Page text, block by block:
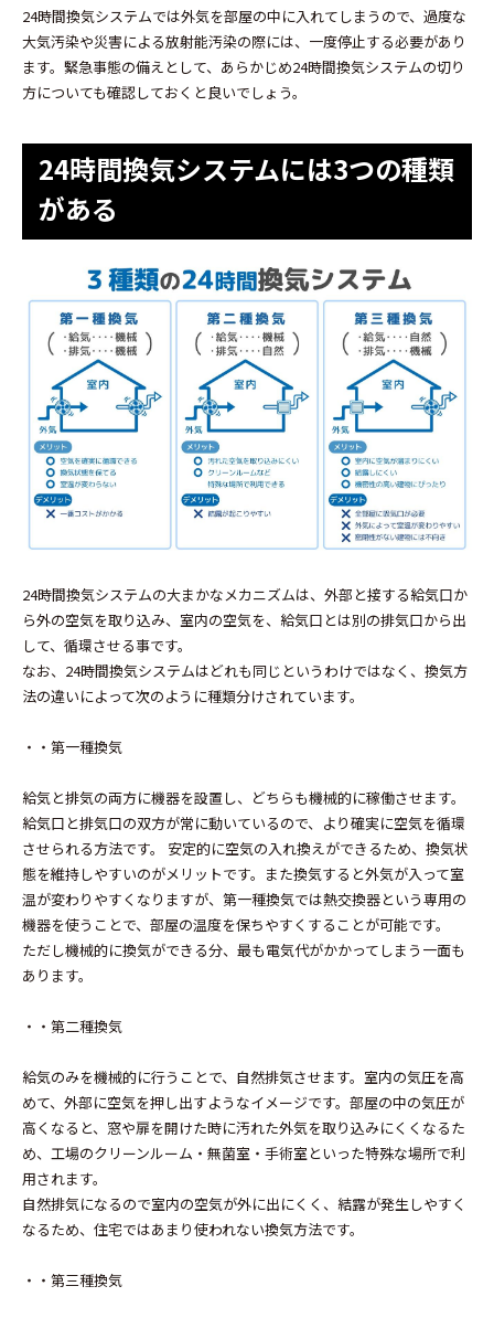
24時間換気システムでは外気を部屋の中に入れてしまうので、過度な
大気汚染や災害による放射能汚染の際には、一度停止する必要があり
ます。緊急事態の備えとして、あらかじめ24時間換気システムの切り
方についても確認しておくと良いでしょう。
24時間換気システムには3つの種類
がある
24時間換気システムの大まかなメカニズムは、外部と接する給気口か
ら外の空気を取り込み、室内の空気を、給気口とは別の排気口から出
して、循環させる事です。
なお、24時間換気システムはどれも同じというわけではなく、換気方
法の違いによって次のように種類分けされています。
・・第一種換気
給気と排気の両方に機器を設置し、どちらも機械的に稼働させます。
給気口と排気口の双方が常に動いているので、より確実に空気を循環
させられる方法です。 安定的に空気の入れ換えができるため、換気状
態を維持しやすいのがメリットです。また換気すると外気が入って室
温が変わりやすくなりますが、第一種換気では熱交換器という専用の
機器を使うことで、部屋の温度を保ちやすくすることが可能です。
ただし機械的に換気ができる分、最も電気代がかかってしまう一面も
あります。
・・第二種換気
給気のみを機械的に行うことで、自然排気させます。室内の気圧を高
めて、外部に空気を押し出すようなイメージです。部屋の中の気圧が
高くなると、窓や扉を開けた時に汚れた外気を取り込みにくくなるた
め、工場のクリーンルーム・無菌室・手術室といった特殊な場所で利
用されます。
自然排気になるので室内の空気が外に出にくく、結露が発生しやすく
なるため、住宅ではあまり使われない換気方法です。
・・第三種換気